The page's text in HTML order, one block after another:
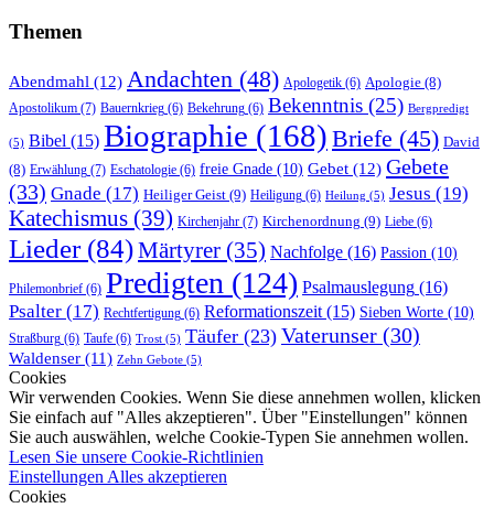
Themen
Abendmahl (12) Andachten (48) Apologetik (6) Apologie (8)
Apostolikum (7) Bauernkrieg (6) Bekehrung (6) Bekenntnis (25) Bergpredigt
(5) Bibel (15) Biographie (168) Briefe (45) David
(8) Erwählung (7) Eschatologie (6) freie Gnade (10) Gebet (12) Gebete
(33) Gnade (17) Heiliger Geist (9) Heiligung (6) Heilung (5) Jesus (19)
Katechismus (39) Kirchenjahr (7) Kirchenordnung (9) Liebe (6)
Lieder(84)Märtyrer (35) Nachfolge (16) Passion (10)
Philemonbrief (6) Predigten (124) Psalmauslegung (16)
Psalter (17) Rechtfertigung (6) Reformationszeit (15) Sieben Worte (10)
Straßburg (6) Taufe (6) Trost (5) Täufer (23) Vaterunser (30)
Waldenser (11) Zehn Gebote (5)
Cookies
Wir verwenden Cookies. Wenn Sie diese annehmen wollen, klicken
Sie einfach auf "Alles akzeptieren". Über "Einstellungen" können
Sie auch auswählen, welche Cookie-Typen Sie annehmen wollen.
Lesen Sie unsere Cookie-Richtlinien
Einstellungen Alles akzeptieren
Cookies